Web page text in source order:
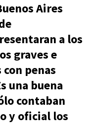
Aires
a los
graves e
penas
una buena
contaban
y oficial los